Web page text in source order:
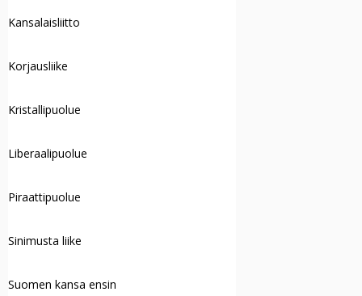
Kansalaisliitto
Korjausliike
Kristallipuolue
Liberaalipuolue
Piraattipuolue
Sinimusta liike
Suomen kansa ensin